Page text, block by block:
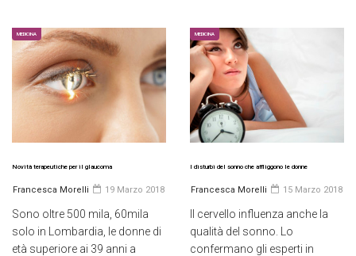
MEDICINA
Novità terapeutiche per il glaucoma
Francesca Morelli 19 Marzo 2018
Sono oltre 500 mila, 60mila
solo in Lombardia, le donne di
età superiore ai 39 anni a
MEDICINA
I disturbi del sonno che affliggono le donne
Francesca Morelli 15 Marzo 2018
Il cervello influenza anche la
qualità del sonno. Lo
confermano gli esperti in